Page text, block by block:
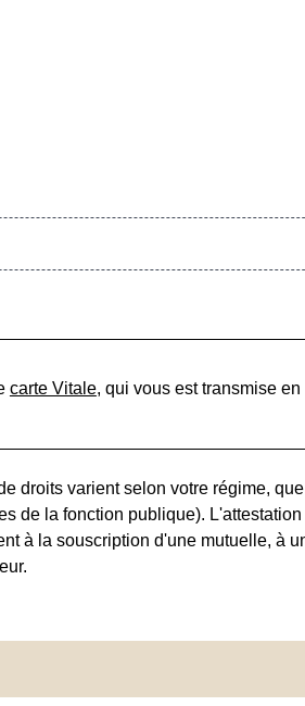
carte Vitale, qui vous est transmise
droits varient selon votre régime,
de la fonction publique).
à la souscription d'une mutuelle, à